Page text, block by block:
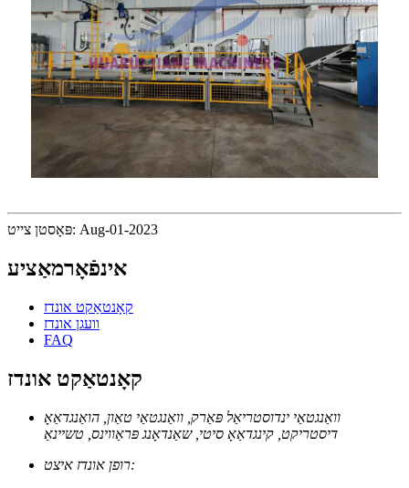
פּאָסטן צייט: Aug-01-2023
אינפֿאָרמאַציע
קאָנטאַקט אונדז
וועגן אונדז
FAQ
קאָנטאַקט אונדז
וואַנגטאַי ינדוסטריאַל פּאַרק, וואַנגטאַי טאַון, הואַנגדאַאָ
דיסטריקט, קינגדאַאָ סיטי, שאַנדאָנג פּראַווינס, טשיינאַ
רופן אונדז איצט: